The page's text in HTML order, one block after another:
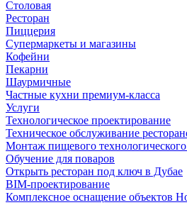
Столовая
Ресторан
Пиццерия
Супермаркеты и магазины
Кофейни
Пекарни
Шаурмичные
Частные кухни премиум-класса
Услуги
Технологическое проектирование
Техническое обслуживание
Монтаж пищевого
Обучение для поваров
Открыть ресторан под ключ в Дубае
BIM-проектирование
Комплексное оснащение объектов